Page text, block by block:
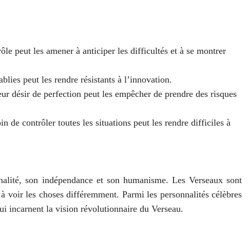
peut les amener à anticiper les difficultés et à se montrer
peut les rendre résistants à l’innovation.
désir de perfection peut les empêcher de prendre des risques
de contrôler toutes les situations peut les rendre difficiles à
son indépendance et son humanisme. Les Verseaux sont
les choses différemment. Parmi les personnalités célèbres
incarnent la vision révolutionnaire du Verseau.